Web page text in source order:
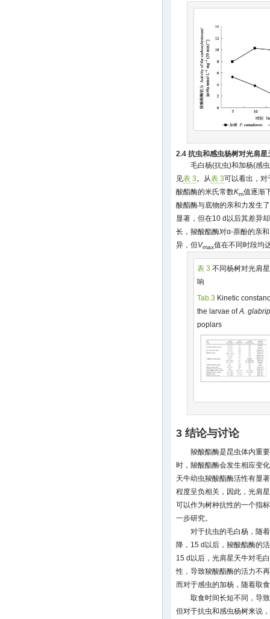
2.4 抗虫和感虫杨树对光肩
毛白杨(抗虫)和加杨(感
见表 3 。从表 3可以看出，对
酸酯酶的米氏常数Km值逐渐
酸酯酶与底物的亲和力发生
显著，但在10 d以后其差异
长，羧酸酯酶对α-萘酚的亲
异，但Vmax值在不同时段均
表 3 不同杨树对光肩
响
Tab.3 Kinetic
the larvae ofA.
poplars
3 结论与讨论
羧酸酯酶是昆虫体内重
时，羧酸酯酶会发生相应变
天牛幼虫羧酸酯酶活性有显
程度呈负相关，因此，光肩
可以作为树种抗性的一个指
一步研究。
对于抗虫的毛白杨，随
降，15 d以后，羧酸酯酶的
15 d以后，光肩星天牛对毛
性，导致羧酸酯酶的活力不
而对于感虫的加杨，随着取
取食时间长短不同，导
但对于抗虫和感虫杨树来说